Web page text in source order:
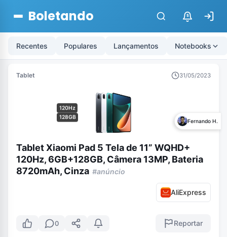
Boletando $
Recentes Populares Lançamentos Notebooks
Tablet 31/05/2023
120Hz
128GB
Fernando H.
Tablet Xiaomi Pad 5 Tela de 11” WQHD+
120Hz, 6GB+128GB, Câmera 13MP, Bateria
8720mAh, Cinza #anúncio
AliExpress
0 Reportar